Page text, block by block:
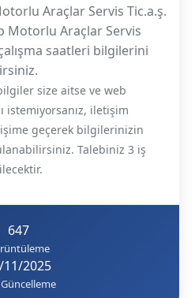
Araçlar Servis Tic.a.ş.
Motorlu Araçlar Servis
saatleri bilgilerini
size aitse ve web
istemiyorsanız, iletişim
geçerek bilgilerinizin
Talebiniz 3 iş
647
11/2025